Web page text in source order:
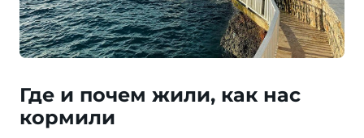
Где и почем жили, как нас
кормили